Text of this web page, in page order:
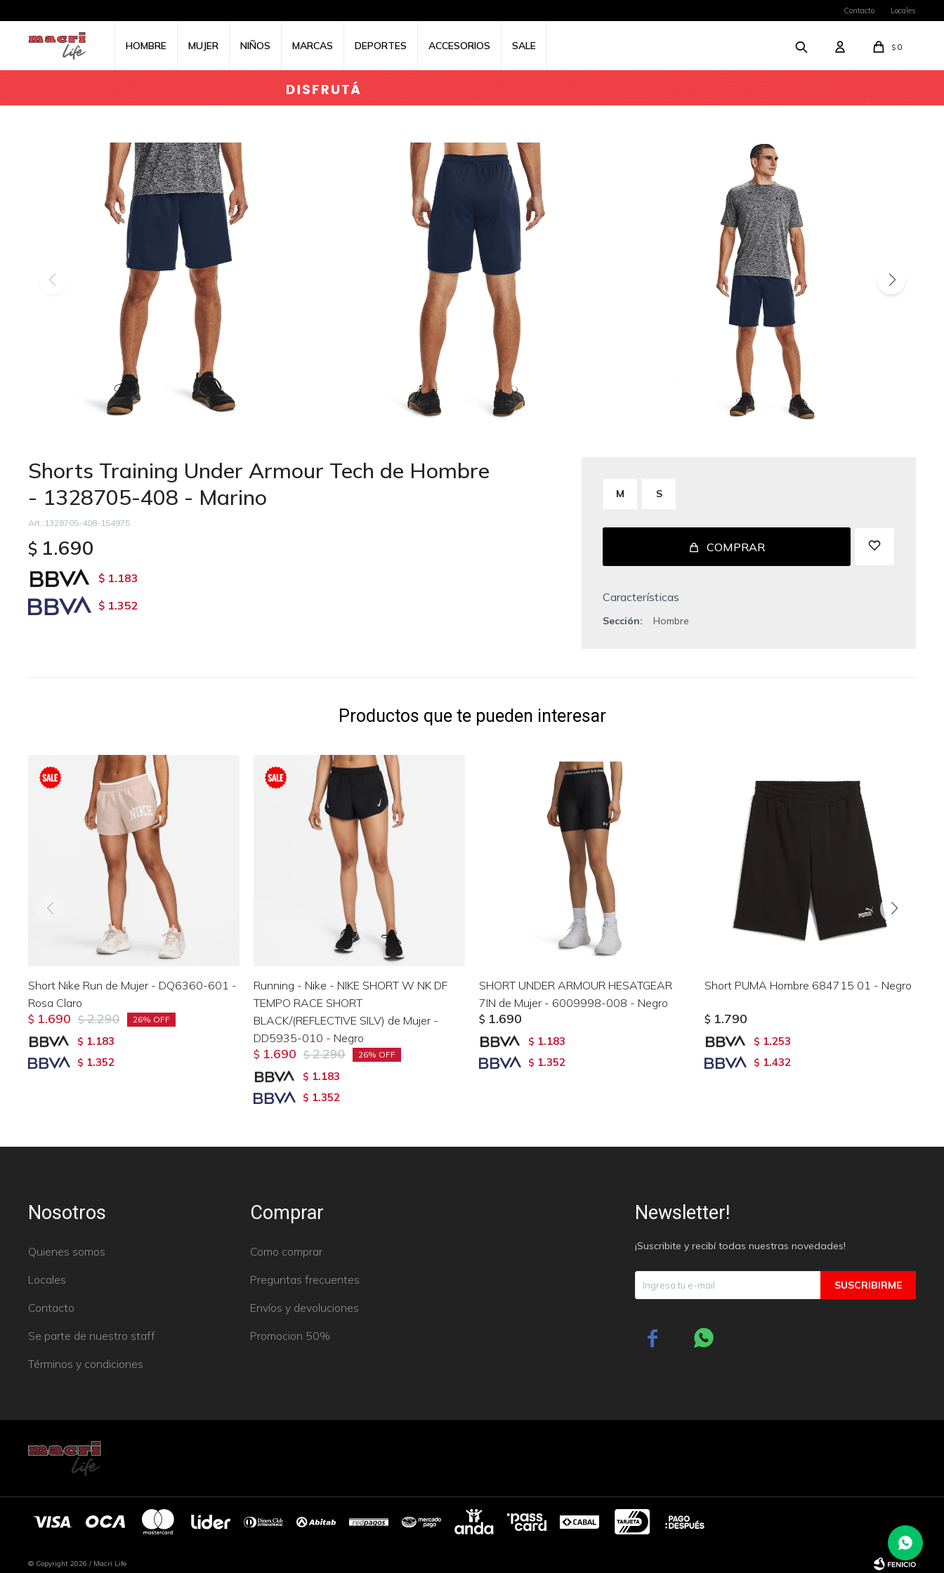
HOMBRE MUJER NIÑOS MARCAS DEPORTES ACCESORIOS SALE $ 0
Contacto Locales
Shorts Training Under Armour Tech de Hombre
- 1328705-408 - Marino
1328705-408-154975
$ 1.690
$ 1.183
$ 1.352
M S
COMPRAR
Características
Sección Hombre
Productos que te pueden interesar
Short Nike Run de Mujer - DQ6360-601 -
Rosa Claro
$ 1.690 $ 2.290 26
$ 1.183
$ 1.352
Running - Nike - NIKE SHORT W NK DF
TEMPO RACE SHORT
BLACK/(REFLECTIVE SILV) de Mujer -
DD5935-010 - Negro
$ 1.690 $ 2.290 26
$ 1.183
$ 1.352
SHORT UNDER ARMOUR HESATGEAR
7IN de Mujer - 6009998-008 - Negro
$ 1.690
$ 1.183
$ 1.352
Short PUMA Hombre 684715 01 - Negro
$ 1.790
$ 1.253
$ 1.432
Nosotros
Quienes somos
Locales
Contacto
Se parte de nuestro staff
Términos y condiciones
Comprar
Como comprar
Preguntas frecuentes
Envíos y devoluciones
Promocion 50%
Newsletter!
¡Suscribite y recibí todas nuestras novedades!
SUSCRIBIRME
 
© Copyright 2026 / Macri Life